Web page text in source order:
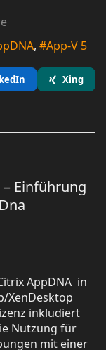
App-V 5
Xing
Einführung
AppDNA in
XenDesktop
inkludiert
Nutzung für
mit einer